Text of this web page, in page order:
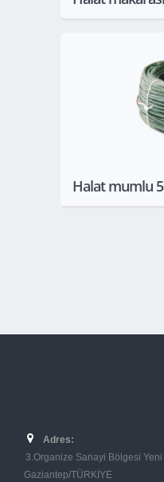
Halat mumlu
Adres:
3.Organize Sanayi Bölgesi
Gaziantep/TÜRKİYE